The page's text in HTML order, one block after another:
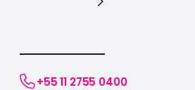
+55 11 2755 0400